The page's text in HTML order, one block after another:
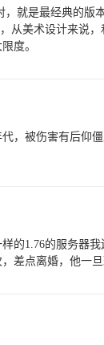
，就是最经典的版
从美术设计来说
度。
，被伤害有后仰
的1.76的服务器
差点离婚，他一